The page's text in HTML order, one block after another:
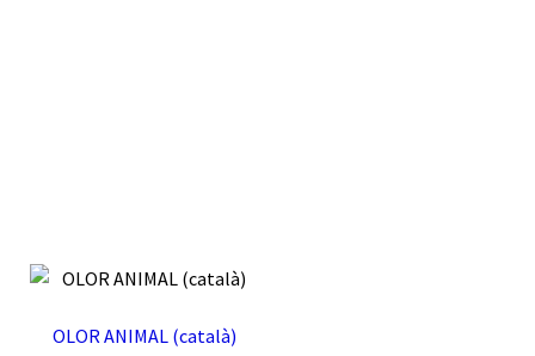
OLOR ANIMAL (català)